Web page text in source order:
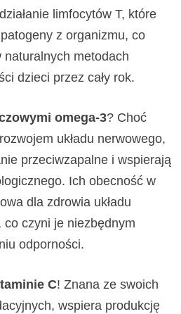
limfocytów T, które
z organizmu, co
metodach
dzieci przez cały rok.
omega-3? Choć
układu nerwowego,
przeciwzapalne i wspierają
Ich obecność w
dla zdrowia układu
czyni je niezbędnym
odporności.
C! Znana ze swoich
wspiera produkcję